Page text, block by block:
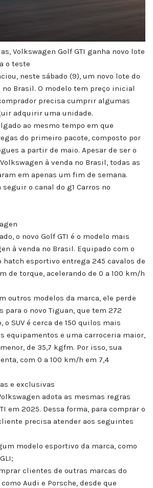
Volkswagen Golf GTI ganha novo lote
o teste
neste sábado (9), um novo lote do
no Brasil. O modelo tem preço inicial
precisa cumprir algumas
adquirir uma unidade.
ao mesmo tempo em que
do primeiro pacote, composto por
a partir de maio. Apesar de ser o
à venda no Brasil, todas as
em apenas um fim de semana.
o canal do g1 Carros no
o novo Golf GTI é o modelo mais
à venda no Brasil. Equipado com o
hatch esportivo entrega 245 cavalos de
de torque, acelerando de 0 a 100 km/h
outros modelos da marca, ele perde
para o novo Tiguan, que tem 272
o SUV é cerca de 150 quilos mais
equipamentos e uma carroceria maior,
de 35,7 kgfm. Por isso, sua
com 0 a 100 km/h em 7,4
e exclusivas
adota as mesmas regras
em 2025. Dessa forma, para comprar o
precisa atender aos seguintes
modelo esportivo da marca, como
clientes de outras marcas do
Audi e Porsche, desde que